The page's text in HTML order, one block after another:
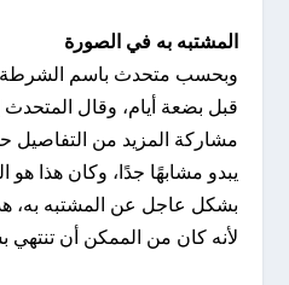
المشتبه به في الصورة
وبحسب متحدث باسم
قبل بضعة أيام، وقال
مشاركة المزيد من التفاصيل
يبدو مشابهًا جدًا، وكان هذا هو
بشكل عاجل عن المشتبه به،
لأنه كان من الممكن أن